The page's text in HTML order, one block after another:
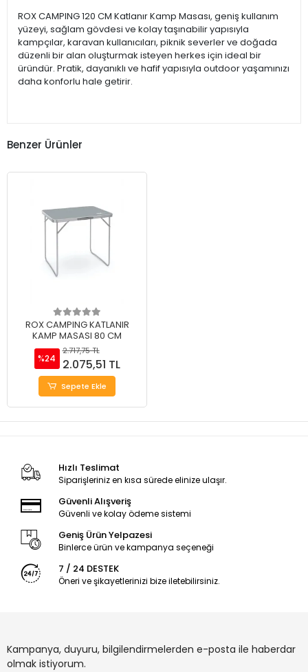
ROX CAMPING 120 CM Katlanır Kamp Masası, geniş kullanım
yüzeyi, sağlam gövdesi ve kolay taşınabilir yapısıyla
kampçılar, karavan kullanıcıları, piknik severler ve doğada
düzenli bir alan oluşturmak isteyen herkes için ideal bir
üründür. Pratik, dayanıklı ve hafif yapısıyla outdoor yaşamınızı
daha konforlu hale getirir.
Benzer Ürünler
ROX CAMPING KATLANIR
KAMP MASASI 80 CM
%24
2.717,75 TL
2.075,51 TL
Sepete Ekle
Hızlı Teslimat
Siparişleriniz en kısa sürede elinize ulaşır.
Güvenli Alışveriş
Güvenli ve kolay ödeme sistemi
Geniş Ürün Yelpazesi
Binlerce ürün ve kampanya seçeneği
7 / 24 DESTEK
Öneri ve şikayetlerinizi bize iletebilirsiniz.
Kampanya, duyuru, bilgilendirmelerden e-posta ile haberdar
olmak istiyorum.